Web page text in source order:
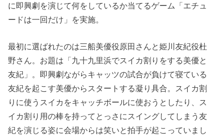
に即興劇を演じて何をしているか当てるゲーム「エチュ
ードは一回だけ」を実施。
最初に選ばれたのは三船美優役原田さんと姫川友紀役杜
野さん。お題は「九十九里浜でスイカ割りをする美優と
友紀」。即興劇ながらキャッツの試合が負けて寝ている
友紀を起こす美優からスタートする凝り具合。スイカ割
りに使うスイカをキャッチボールに使おうとしたり、ス
イカ割り用の棒を持ってとっさにスイングしてしまう友
紀を演じる姿に会場からは笑いと拍手が起こっていまし